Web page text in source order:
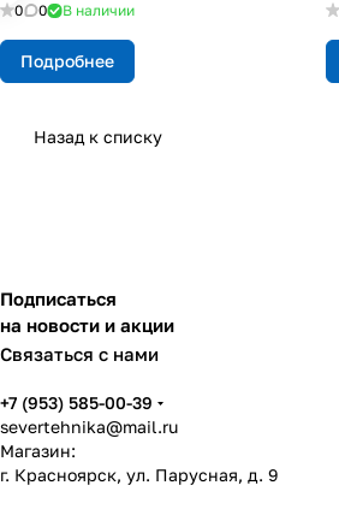
0 0 В наличии
Подробнее
Назад к списку
Подписаться
на новости и акции
Связаться с нами
+7 (953) 585-00-39
severtehnika@mail.ru
Магазин:
г. Красноярск, ул. Парусная, д. 9